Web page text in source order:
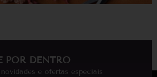
POR DENTRO
novidades e ofertas especiais